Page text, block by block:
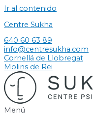
Ir al contenido
Centre Sukha
640 60 63 89
info@centresukha.com
Cornellá de Llobregat
Molins de Rei
Menú